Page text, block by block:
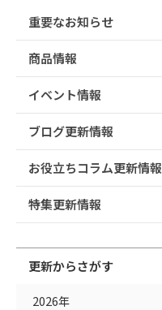
重要なお知らせ
商品情報
イベント情報
ブログ更新情報
お役立ちコラム更新情報
特集更新情報
更新からさがす
2026年